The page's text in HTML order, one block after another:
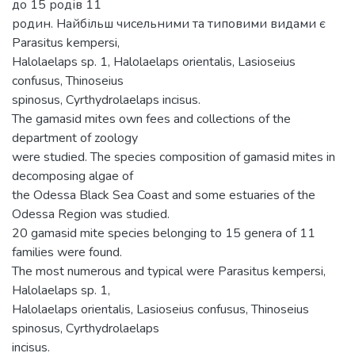
до 15 родів 11
родин. Найбільш чисельними та типовими видами є
Parasitus kempersi,
Halolaelaps sp. 1, Halolaelaps orientalis, Lasioseius
confusus, Thinoseius
spinosus, Cyrthydrolaelaps incisus.
The gamasid mites own fees and collections of the
department of zoology
were studied. The species composition of gamasid mites in
decomposing algae of
the Odessa Black Sea Coast and some estuaries of the
Odessa Region was studied.
20 gamasid mite species belonging to 15 genera of 11
families were found.
The most numerous and typical were Parasitus kempersi,
Halolaelaps sp. 1,
Halolaelaps orientalis, Lasioseius confusus, Thinoseius
spinosus, Cyrthydrolaelaps
incisus.